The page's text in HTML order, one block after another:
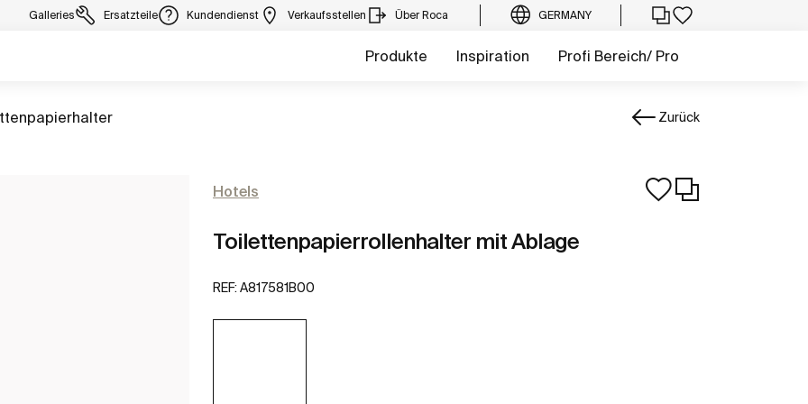
Galleries Ersatzteile Kundendienst Verkaufsstellen Über Roca GERMANY
Produkte Inspiration Profi Bereich/ Pro
zu Zurück
Hotels
Toilettenpapierrollenhalter mit Ablage
REF: A817581B00